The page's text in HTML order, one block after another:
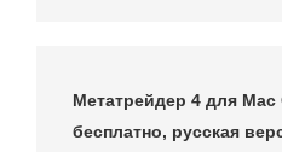
Метатрейдер 4 для Mac
бесплатно, русская